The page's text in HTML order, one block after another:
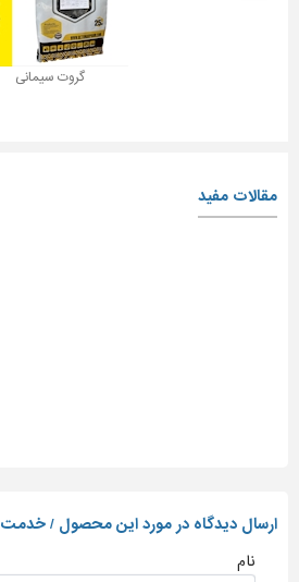
گروت سیمانی
مقالات مفید
ارسال دیدگاه در مورد این محصول / خدمت
نام